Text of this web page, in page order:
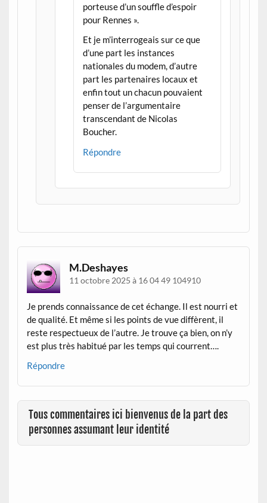
porteuse d’un souffle d’espoir
pour Rennes ».
Et je m’interrogeais sur ce que
d’une part les instances
nationales du modem, d’autre
part les partenaires locaux et
enfin tout un chacun pouvaient
penser de l’argumentaire
transcendant de Nicolas
Boucher.
Répondre
M.Deshayes
11 octobre 2025 à 16 04 49 104910
Je prends connaissance de cet échange. Il est nourri et
de qualité. Et même si les points de vue diffèrent, il
reste respectueux de l’autre. Je trouve ça bien, on n’y
est plus très habitué par les temps qui courrent….
Répondre
Tous commentaires ici bienvenus de la part des
personnes assumant leur identité